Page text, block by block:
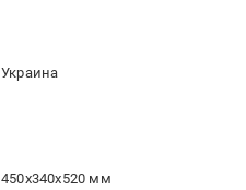
Украина
450x340x520 мм